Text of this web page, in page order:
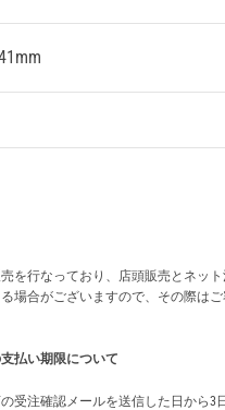
を行なっており、店頭販売とネッ
場合がございますので、その際はご
払い期限について
受注確認メールを送信した日から3